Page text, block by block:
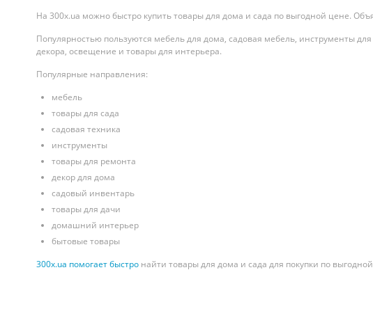
На 300x.ua можно быстро купить товары для дома и сада по выгодной цене.
Популярностью пользуются мебель для дома, садовая мебель, инструменты
декора, освещение и товары для интерьера.
Популярные направления:
мебель
товары для сада
садовая техника
инструменты
товары для ремонта
декор для дома
садовый инвентарь
товары для дачи
домашний интерьер
бытовые товары
300x.ua помогает быстро найти товары для дома и сада для покупки по